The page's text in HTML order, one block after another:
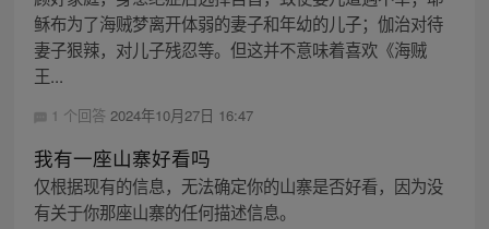
稣布为了海贼梦离开体弱的妻子和年幼的儿子；伽治对待
妻子狠辣，对儿子残忍等。但这并不意味着喜欢《海贼
王...
1 个回答 2024年10月27日 16:47
我有一座山寨好看吗
仅根据现有的信息，无法确定你的山寨是否好看，因为没
有关于你那座山寨的任何描述信息。